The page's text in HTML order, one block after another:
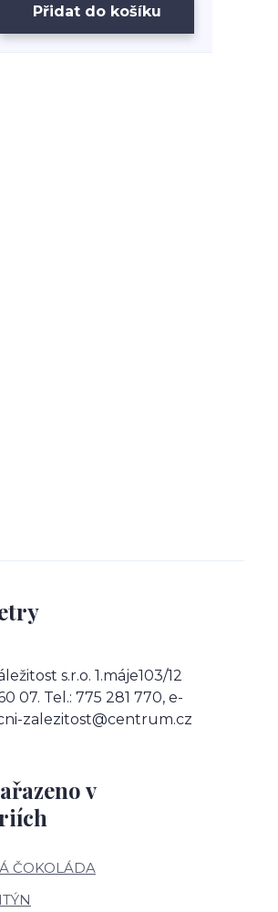
Přidat do košíku
s.r.o. 1.máje103/12
07. Tel.: 775 281 770, e-
zalezitost@centrum.cz
v
ČOKOLÁDA